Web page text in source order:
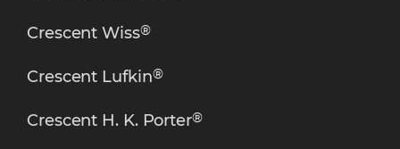
Crescent Wiss®
Crescent Lufkin®
Crescent H. K. Porter®